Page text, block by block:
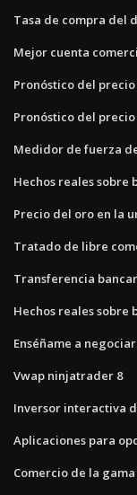
Tasa de compra del
Mejor cuenta
Pronóstico del
Pronóstico del
Medidor de fuerza
Hechos reales sobre
Precio del oro en la
Tratado de libre
Transferencia
Hechos reales sobre
Enséñame a
Vwap ninjatrader 8
Inversor interactiva
Aplicaciones para
Comercio de la